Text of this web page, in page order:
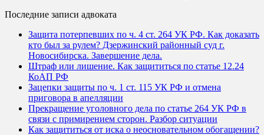
Последние записи адвоката
Защита потерпевших по ч. 4 ст. 264 УК РФ. Как доказать
кто был за рулем? Дзержинский районный суд г.
Новосибирска. Завершение дела.
Штраф или лишение. Как защититься по статье 12.24
КоАП РФ
Зацепки защиты по ч. 1 ст. 115 УК РФ и отмена
приговора в апелляции
Прекращение уголовного дела по статье 264 УК РФ в
связи с примирением сторон. Разбор ситуации
Как защититься от иска о неосновательном обогащении?